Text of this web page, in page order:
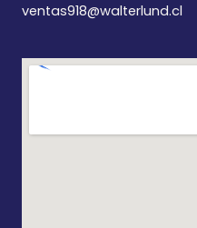
ventas918@walterlund.cl